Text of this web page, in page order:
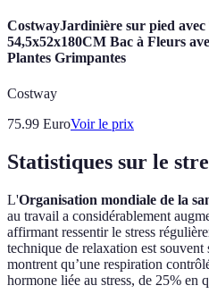
CostwayJardinière sur pied
54,5x52x180CM Bac à Fleurs
Plantes Grimpantes
Costway
75.99 EuroVoir le prix
Statistiques sur le
L'Organisation mondiale de la
au travail a considérablement
affirmant ressentir le stress
technique de relaxation est souvent
montrent qu’une respiration
hormone liée au stress, de 25% en